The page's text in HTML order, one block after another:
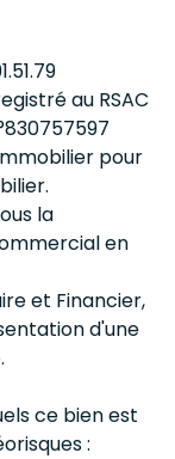
au RSAC
pour
la
en
et Financier,
d'une
ce bien est
: